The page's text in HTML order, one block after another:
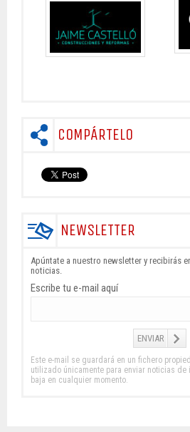
COMPÁRTELO
NEWSLETTER
Apúntate a nuestro newsletter y recibirás
noticias.
Escribe tu e-mail aquí
Este e-mail se guardará en un fichero
utilizado únicamente para enviar noticias
baja en cualquier momento.